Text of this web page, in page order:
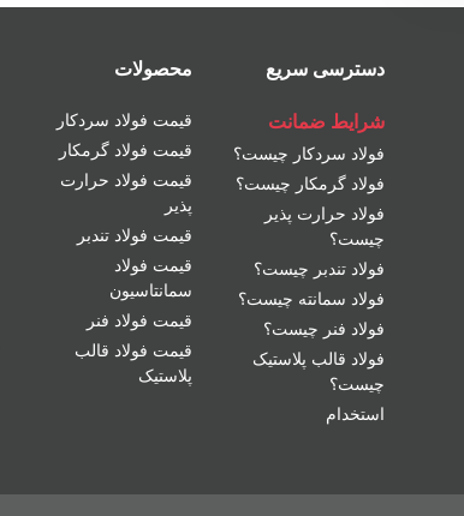
دسترسی سریع
شرایط ضمانت
فولاد سردکار چیست؟
فولاد گرمکار چیست؟
فولاد حرارت پذیر
چیست؟
فولاد تندبر چیست؟
فولاد سمانته چیست؟
فولاد فنر چیست؟
فولاد قالب پلاستیک
چیست؟
استخدام
محصولات
قیمت فولاد سردکار
قیمت فولاد گرمکار
قیمت فولاد حرارت
پذیر
قیمت فولاد تندبر
قیمت فولاد
سمانتاسیون
قیمت فولاد فنر
قیمت فولاد قالب
پلاستیک